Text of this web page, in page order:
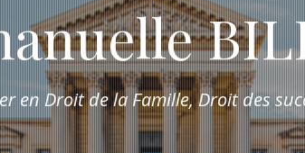
en Droit de la Famille,Droit des